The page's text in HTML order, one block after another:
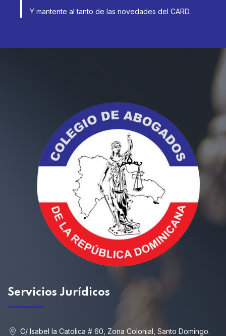
Y mantente al tanto de las novedades del CARD.
Servicios Jurídicos
C/ Isabel la Catolica # 60, Zona Colonial, Santo Domingo.